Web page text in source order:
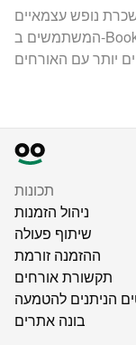
מ-1200 עסקי השכרת נופש עצמאיים
המשתמשים ב-Bookingmood כדי להגדיל את מספר ההזמנות
תכונות
ניהול הזמנות
שיתוף פעולה
ההזמנה זורמת
תקשורת אורחים
בונה אתרים